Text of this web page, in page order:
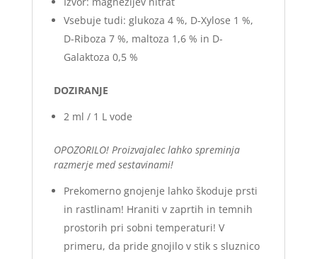
Vsebuje tudi: glukoza 4 %, D-Xylose 1 %,
D-Riboza 7 %, maltoza 1,6 % in D-
Galaktoza 0,5 %
DOZIRANJE
2 ml / 1 L vode
OPOZORILO! Proizvajalec lahko spreminja
razmerje med sestavinami!
Prekomerno gnojenje lahko škoduje prsti
in rastlinam! Hraniti v zaprtih in temnih
prostorih pri sobni temperaturi! V
primeru, da pride gnojilo v stik s sluznico